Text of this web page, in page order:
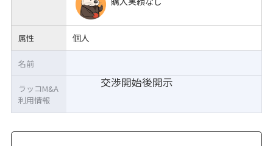
属性 個人
交渉開始後開示
名前
ラッコM&A
利用情報